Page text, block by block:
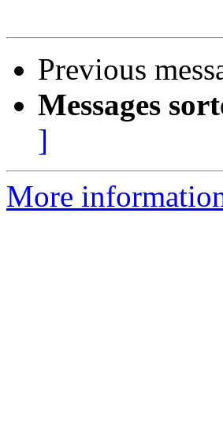
Previous
Messages
]
More